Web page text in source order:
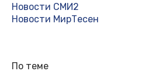
Новости СМИ2
Новости МирТесен
По теме